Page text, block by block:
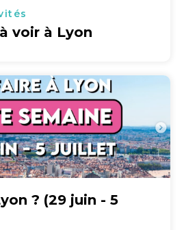
voir à Lyon
? (29 juin - 5